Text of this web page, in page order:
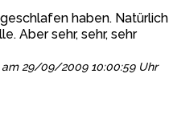
haben. Natürlich
Aber sehr, sehr, sehr
29/09/2009 10:00:59 Uhr